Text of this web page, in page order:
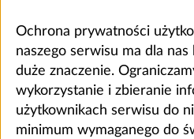
Ochrona prywatności
naszego serwisu ma dla nas
duże znaczenie.
wykorzystanie i zbieranie
użytkownikach serwisu do
minimum wymaganego do